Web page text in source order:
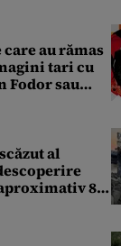
au rămas
tari cu
Fodor sau
al
80